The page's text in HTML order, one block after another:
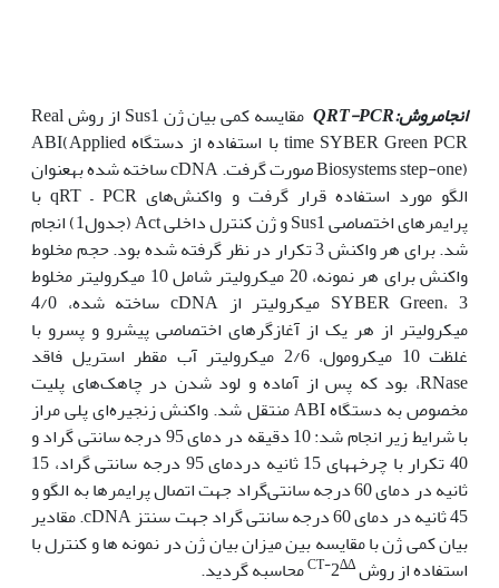
انجامروش:QRT-PCR
مقایسه کمی بیان ژن‌ Sus1 از روش Real
time SYBER Green PCR با استفاده از دستگاه ABI(Applied
Biosystems step-one) صورت گرفت. cDNA ساخته شده به‏عنوان
الگو مورد استفاده قرار گرفت و واکنش‌های qRT – PCR با
پرایمرهای اختصاصی Sus1 و ژن کنترل داخلی Act (جدول1) انجام
شد. برای هر واکنش 3 تکرار در نظر گرفته شده بود. حجم مخلوط
واکنش برای هر نمونه، 20 میکرولیتر شامل 10 میکرولیتر مخلوط
SYBER Green، 3 میکرولیتر از cDNA ساخته شده، 4/0
میکرولیتر از هر یک از آغازگرهای اختصاصی پیشرو و پسرو با
غلظت 10 میکرومول، 2/6 میکرولیتر آب مقطر استریل فاقد
RNase، بود که پس از آماده و لود شدن در چاهک‌های پلیت
مخصوص به دستگاه ABI منتقل شد. واکنش زنجیره‌ای پلی مراز
با شرایط زیر انجام شد: 10 دقیقه در دمای 95 درجه سانتی گراد و
40 تکرار با چرخه‏های 15 ثانیه دردمای 95 درجه سانتی گراد، 15
ثانیه در دمای 60 درجه سانتی‌گراد جهت اتصال پرایمرها به الگو و
45 ثانیه در دمای 60 درجه سانتی گراد جهت سنتز cDNA. مقادیر
بیان کمی ژن با مقایسه بین میزان بیان ژن در نمونه ها و کنترل با
استفاده از روش∆∆CT
-2 محاسبه گردید.